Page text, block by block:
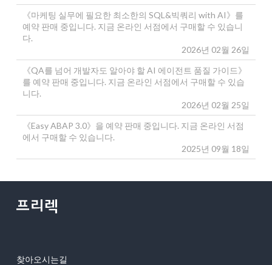
《마케팅 실무에 필요한 최소한의 SQL&빅쿼리 with AI》를
예약 판매 중입니다. 지금 온라인 서점에서 구매할 수 있습니
다.
2026년 02월 26일
《QA를 넘어 개발자도 알아야 할 AI 에이전트 품질 가이드》
를 예약 판매 중입니다. 지금 온라인 서점에서 구매할 수 있습
니다.
2026년 02월 25일
《Easy ABAP 3.0》을 예약 판매 중입니다. 지금 온라인 서점
에서 구매할 수 있습니다.
2025년 09월 18일
찾아오시는길